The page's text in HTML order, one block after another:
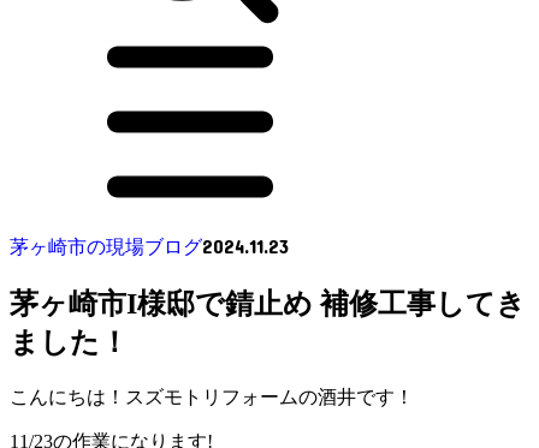
茅ヶ崎市の現場ブログ2024.11.23
茅ヶ崎市I様邸で錆止め 補修工事してき
ました！
こんにちは！スズモトリフォームの酒井です！
11/23の作業になります!